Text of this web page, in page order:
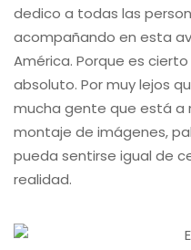
dedico a todas las
acompañando en esta
América. Porque es
absoluto. Por muy lejos
mucha gente que está a
montaje de imágenes,
pueda sentirse igual de
realidad.